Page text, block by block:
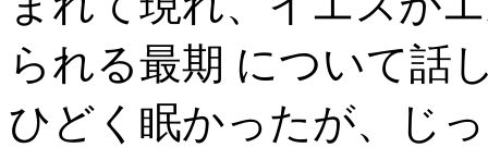
られる最期 について話
ひどく眠かったが、じ